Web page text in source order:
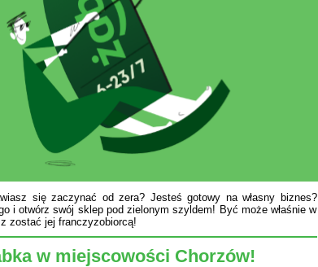
się zaczynać od zera? Jesteś gotowy na własny biznes?
i otwórz swój sklep pod zielonym szyldem! Być może właśnie w
zostać jej franczyzobiorcą!
w miejscowości Chorzów!